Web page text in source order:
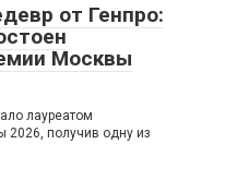
от Генпро:
Москвы
лауреатом
2026, получив одну из